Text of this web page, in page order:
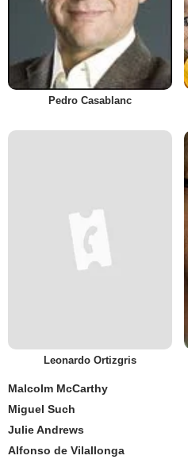
Pedro Casablanc
Leonardo Ortizgris
Malcolm McCarthy
Miguel Such
Julie Andrews
Alfonso de Vilallonga